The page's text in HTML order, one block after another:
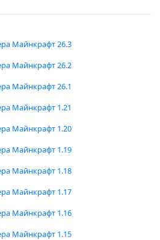
Майнкрафт 26.3
Майнкрафт 26.2
Майнкрафт 26.1
Майнкрафт 1.21
Майнкрафт 1.20
Майнкрафт 1.19
Майнкрафт 1.18
Майнкрафт 1.17
Майнкрафт 1.16
Майнкрафт 1.15